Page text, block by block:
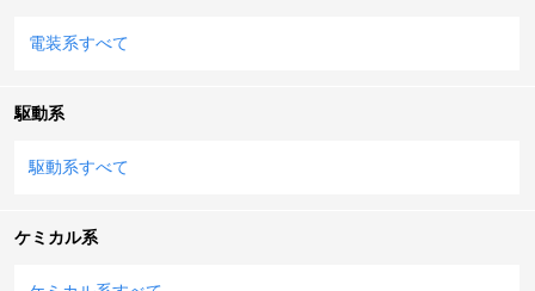
電装系すべて
駆動系
駆動系すべて
ケミカル系